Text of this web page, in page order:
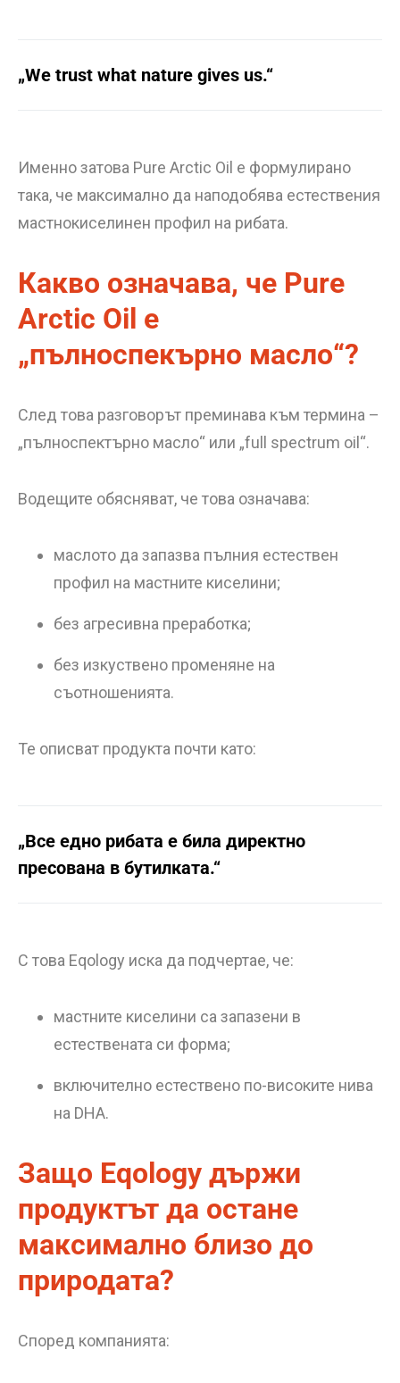
„We trust what nature gives us.“
Именно затова Pure Arctic Oil е формулирано
така, че максимално да наподобява естествения
мастнокиселинен профил на рибата.
Какво означава, че Pure
Arctic Oil е
„пълноспекърно масло“?
След това разговорът преминава към термина –
„пълноспектърно масло“ или „full spectrum oil“.
Водещите обясняват, че това означава:
маслото да запазва пълния естествен
профил на мастните киселини;
без агресивна преработка;
без изкуствено променяне на
съотношенията.
Те описват продукта почти като:
„Все едно рибата е била директно
пресована в бутилката.“
С това Eqology иска да подчертае, че:
мастните киселини са запазени в
естествената си форма;
включително естествено по-високите нива
на DHA.
Защо Eqology държи
продуктът да остане
максимално близо до
природата?
Според компанията: